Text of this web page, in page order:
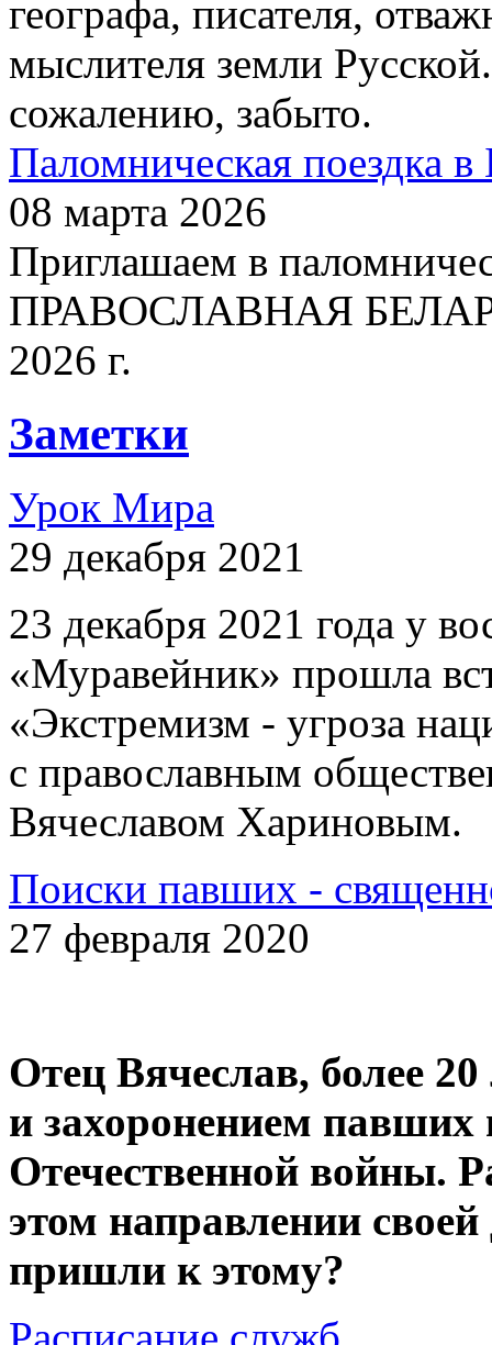
географа, писателя,
мыслителя земли
сожалению, забыто.
Паломническая поездка в
08 марта 2026
Приглашаем в
ПРАВОСЛАВНАЯ
2026 г.
Заметки
Урок Мира
29 декабря 2021
23 декабря 2021 года у
«Муравейник» прошла
«Экстремизм - угроза
с православным
Вячеславом Хариновым.
Поиски павших -
27 февраля 2020
Отец Вячеслав, более
и захоронением павших
Отечественной войны.
этом направлении
пришли к этому?